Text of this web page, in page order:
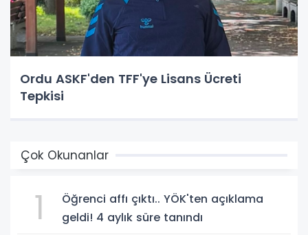
Ordu ASKF'den TFF'ye Lisans Ücreti
Tepkisi
Çok Okunanlar
1
Öğrenci affı çıktı.. YÖK'ten açıklama
geldi! 4 aylık süre tanındı